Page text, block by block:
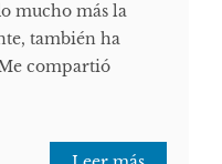
mucho más la
también ha
compartió